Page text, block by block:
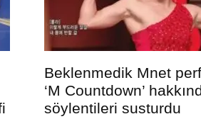
Beklenmedik Mnet
‘M Countdown’
söylentileri susturdu